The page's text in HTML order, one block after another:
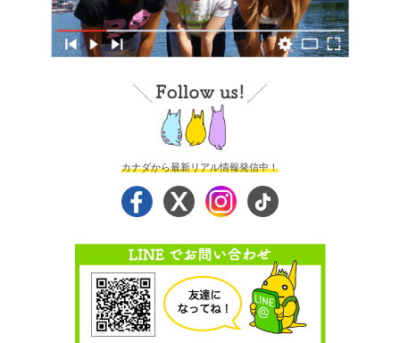
カナダから最新リアル情報発信中！